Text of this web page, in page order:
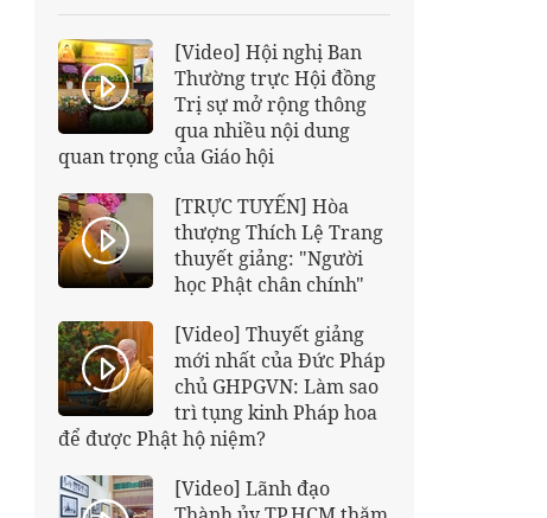
[Video] Hội nghị Ban
Thường trực Hội đồng
Trị sự mở rộng thông
qua nhiều nội dung
quan trọng của Giáo hội
[TRỰC TUYẾN] Hòa
thượng Thích Lệ Trang
thuyết giảng: "Người
học Phật chân chính"
[Video] Thuyết giảng
mới nhất của Đức Pháp
chủ GHPGVN: Làm sao
trì tụng kinh Pháp hoa
để được Phật hộ niệm?
[Video] Lãnh đạo